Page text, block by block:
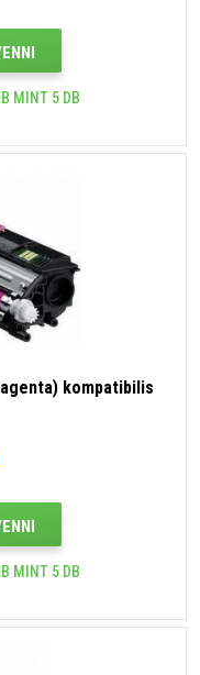
MINT 5 DB
kompatibilis
MINT 5 DB